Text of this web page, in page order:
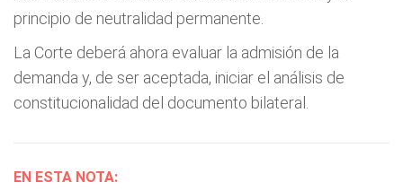
principio de neutralidad permanente.
La Corte deberá ahora evaluar la admisión de la
demanda y, de ser aceptada, iniciar el análisis de
constitucionalidad del documento bilateral.
EN ESTA NOTA: